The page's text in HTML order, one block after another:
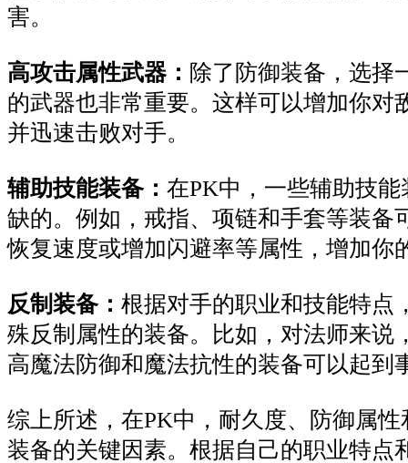
害。
高攻击属性武器： 除了防御装备，选择
的武器也非常重要。这样可以增加你对
并迅速击败对手。
辅助技能装备： 在PK中，一些辅助技
缺的。例如，戒指、项链和手套等装备
恢复速度或增加闪避率等属性，增加你
反制装备： 根据对手的职业和技能特点
殊反制属性的装备。比如，对法师来说
高魔法防御和魔法抗性的装备可以起到
综上所述，在PK中，耐久度、防御属
装备的关键因素。根据自己的职业特点